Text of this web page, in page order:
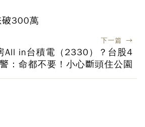
破300萬
下一篇 →
All in台積電（2330）？台股4
：命都不要！小心斷頭住公園